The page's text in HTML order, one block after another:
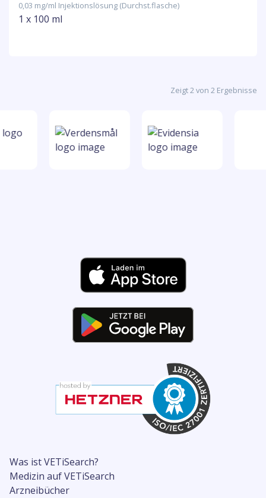
0,03 mg/ml Injektionslösung (Durchst.flasche)
1 x 100 ml
Zeigt 2 von 2 Ergebnisse
Was ist VETiSearch?
Medizin auf VETiSearch
Arzneibücher